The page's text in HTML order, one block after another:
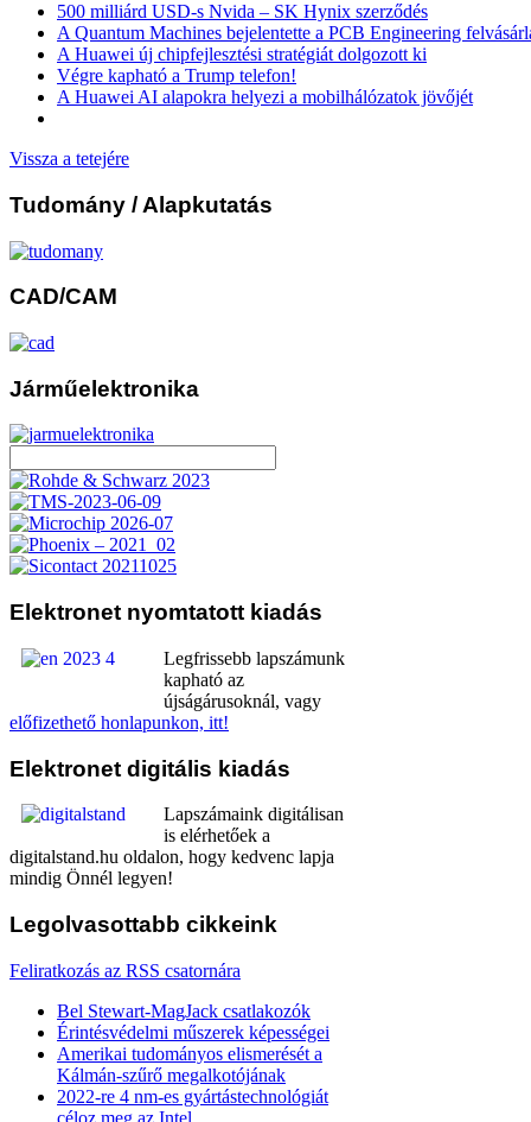
500 milliárd USD-s Nvida – SK Hynix szerződés
A Quantum Machines bejelentette a PCB Engineering
A Huawei új chipfejlesztési stratégiát dolgozott ki
Végre kapható a Trump telefon!
A Huawei AI alapokra helyezi a mobilhálózatok jövőjét
Vissza a tetejére
Tudomány / Alapkutatás
CAD/CAM
Járműelektronika
Elektronet nyomtatott kiadás
Legfrissebb lapszámunk
kapható az
újságárusoknál, vagy
előfizethető honlapunkon, itt!
Elektronet digitális kiadás
Lapszámaink digitálisan
is elérhetőek a
digitalstand.hu oldalon, hogy kedvenc lapja
mindig Önnél legyen!
Legolvasottabb cikkeink
Feliratkozás az RSS csatornára
Bel Stewart-MagJack csatlakozók
Érintésvédelmi műszerek képességei
Amerikai tudományos elismerését a
Kálmán-szűrő megalkotójának
2022-re 4 nm-es gyártástechnológiát
céloz meg az Intel